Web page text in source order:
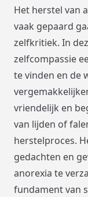
Het herstel van
vaak gepaard
zelfkritiek. In
zelfcompassie
te vinden en de
vriendelijk en
van lijden of
herstelproces.
gedachten en
anorexia te
fundament van